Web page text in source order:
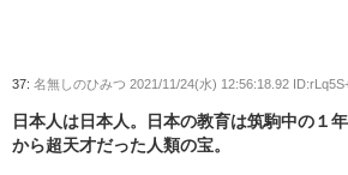
37: 名無しのひみつ 2021/11/24(水) 12:56:18.92
日本人は日本人。日本の教育は筑駒中の１
から超天才だった人類の宝。